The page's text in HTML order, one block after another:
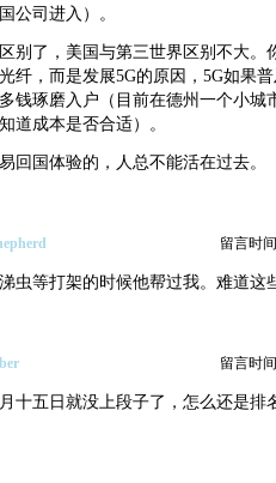
公司进入）。
别了，美国与第三世界区别不大。
纤，而是发展5G的原因，5G如果
钱琢磨入户（目前在德州一个小城
道成本是否合适）。
回国体验的，人总不能活在过去。
留言时
虫等打架的时候他帮过我。难道这
留言时
十五日就没上段子了，怎么还是排